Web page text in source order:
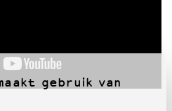
gebruik van